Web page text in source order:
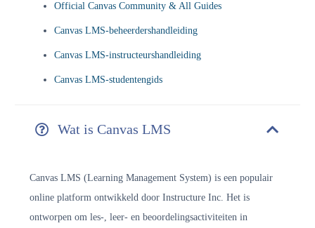
Official Canvas Community & All Guides
Canvas LMS-beheerdershandleiding
Canvas LMS-instructeurshandleiding
Canvas LMS-studentengids
Wat is Canvas LMS
Canvas LMS (Learning Management System) is een populair
online platform ontwikkeld door Instructure Inc. Het is
ontworpen om les-, leer- en beoordelingsactiviteiten in